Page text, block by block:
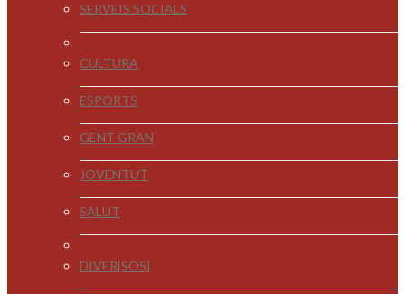
SERVEIS SOCIALS
CULTURA
ESPORTS
GENT GRAN
JOVENTUT
SALUT
DIVER[SOS]